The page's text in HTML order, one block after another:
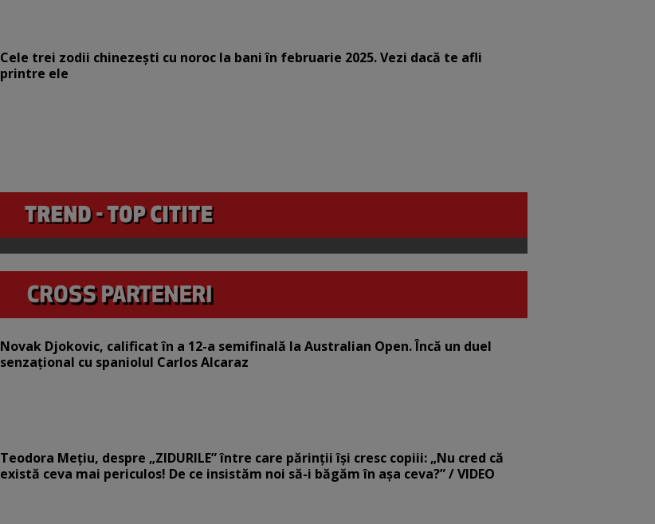
Cele trei zodii chinezești cu noroc la bani în februarie 2025. Vezi dacă te afli
printre ele
Novak Djokovic, calificat în a 12-a semifinală la Australian Open. Încă un duel
senzațional cu spaniolul Carlos Alcaraz
Teodora Mețiu, despre „ZIDURILE” între care părinții își cresc copiii: „Nu cred că
există ceva mai periculos! De ce insistăm noi să-i băgăm în așa ceva?” / VIDEO